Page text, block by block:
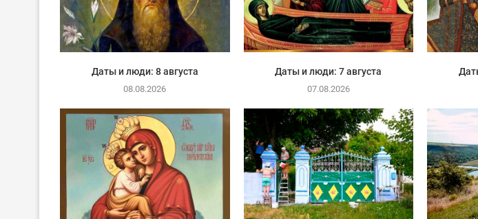
Даты и люди: 8 августа
08.08.2026
Даты и люди: 7 августа
07.08.2026